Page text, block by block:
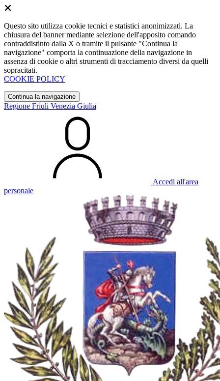
Questo sito utilizza cookie tecnici e statistici anonimizzati. La
chiusura del banner mediante selezione dell'apposito comando
contraddistinto dalla X o tramite il pulsante "Continua la
navigazione" comporta la continuazione della navigazione in
assenza di cookie o altri strumenti di tracciamento diversi da quelli
sopracitati.
COOKIE POLICY
Continua la navigazione
Regione Friuli Venezia Giulia
Accedi all'area
personale